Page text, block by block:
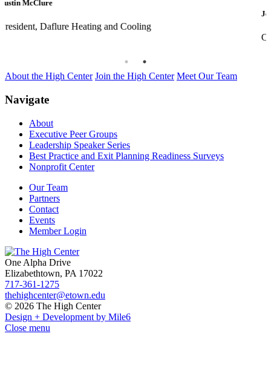
About the High Center Join the High Center Meet Our Team
Navigate
About
Executive Peer Groups
Leadership Speaker Series
Best Practice and Exit Planning Readiness Surveys
Nonprofit Center
Our Team
Partners
Contact
Events
Member Login
One Alpha Drive
Elizabethtown, PA 17022
717-361-1275
thehighcenter@etown.edu
© 2026 The High Center
Design + Development by Mile6
Close menu